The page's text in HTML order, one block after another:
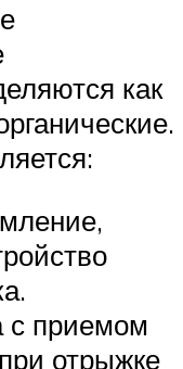
как
с приемом
отрыжке